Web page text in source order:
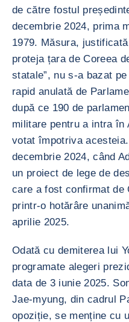
de către fostul
decembrie 2024, prima
1979. Măsura,
proteja țara de Coreea
statale”, nu s-a bazat
rapid anulată de
după ce 190 de
militare pentru a intra în
votat împotriva
decembrie 2024, când
un proiect de lege de
care a fost confirmat de
printr-o hotărâre
aprilie 2025.
Odată cu demiterea lui
programate alegeri
data de 3 iunie 2025.
Jae-myung, din cadrul
opoziție, se menține cu